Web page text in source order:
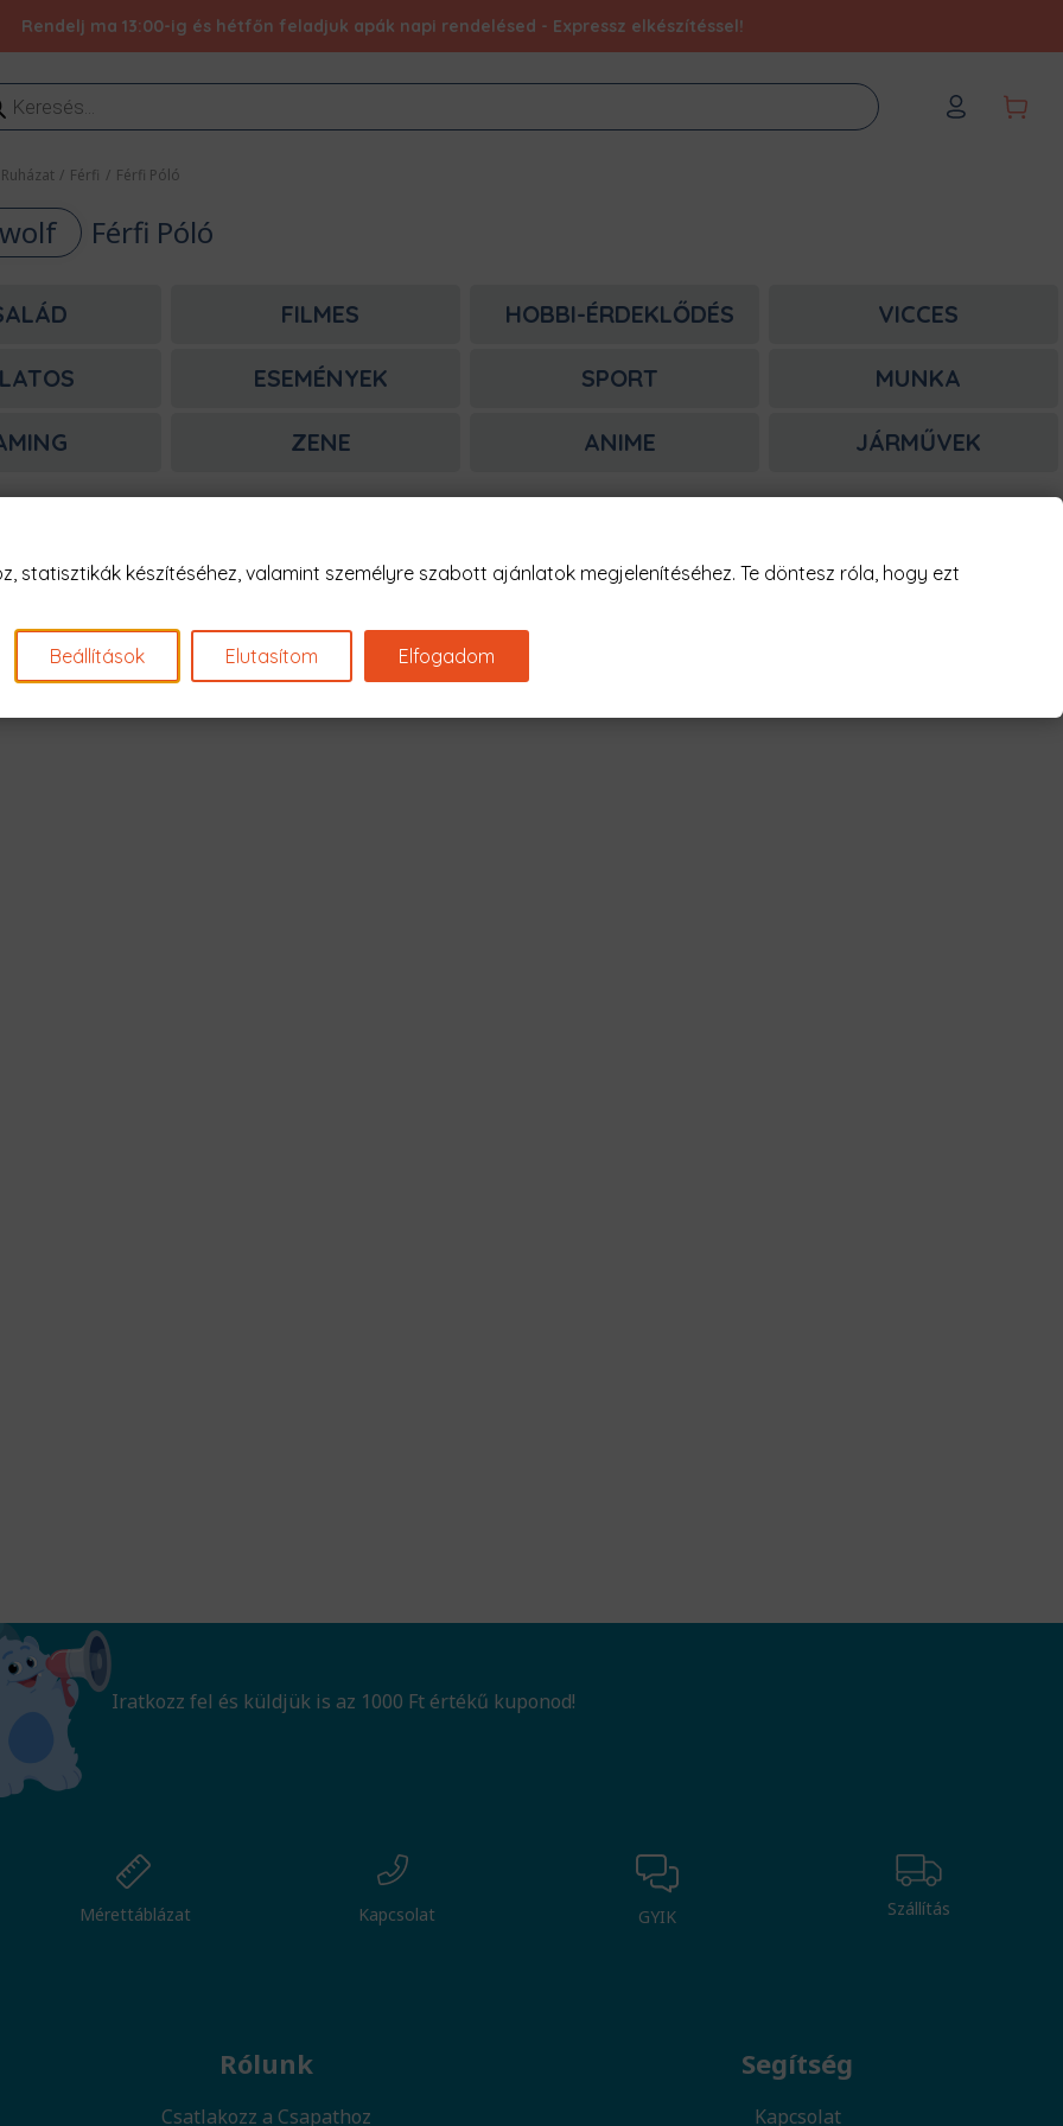
Rendelj ma 13:00-ig és hétfőn feladjuk apák napi rendelésed - Expressz elkészítéssel!
Ruházat / Férfi / Férfi Póló
Férfi Póló
FILMES HOBBI-ÉRDEKLŐDÉS VICCES
ESEMÉNYEK SPORT MUNKA
ZENE ANIME JÁRMŰVEK
Nagyon sajnáljuk! 😥
Nincs találat erre: "papa wolf Férfi Póló"
Iratkozz fel és küldjük is az 1000 Ft értékű kuponod!
Mérettáblázat Kapcsolat GYIK Szállítás
Rólunk
Csatlakozz a Csapathoz
Segítség
Kapcsolat
statisztikák készítéséhez, valamint személyre szabott ajánlatok megjelenítéséhez. Te döntesz róla, hogy ezt
Beállítások Elutasítom Elfogadom